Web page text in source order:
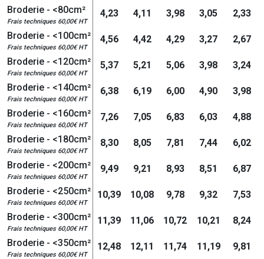
Broderie - <80cm²
Frais techniques 60,00€ HT
4,23 4,11 3,98 3,05
2,33
Broderie - <100cm²
Frais techniques 60,00€ HT
4,56 4,42 4,29 3,27
2,67
Broderie - <120cm²
Frais techniques 60,00€ HT
5,37 5,21 5,06 3,98
3,24
Broderie - <140cm²
Frais techniques 60,00€ HT
6,38 6,19 6,00 4,90
3,98
Broderie - <160cm²
Frais techniques 60,00€ HT
7,26 7,05 6,83 6,03
4,88
Broderie - <180cm²
Frais techniques 60,00€ HT
8,30 8,05 7,81 7,44
6,02
Broderie - <200cm²
Frais techniques 60,00€ HT
9,49 9,21 8,93 8,51
6,87
Broderie - <250cm²
Frais techniques 60,00€ HT
10,39 10,08 9,78 9,32
7,53
Broderie - <300cm²
Frais techniques 60,00€ HT
11,39 11,06 10,72 10,21
8,24
Broderie - <350cm²
Frais techniques 60,00€ HT
12,48 12,11 11,74 11,19
9,81